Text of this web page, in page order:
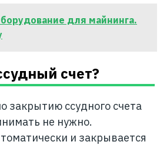
для майнинга.
счет?
закрытию ссудного счета
не нужно.
и закрывается